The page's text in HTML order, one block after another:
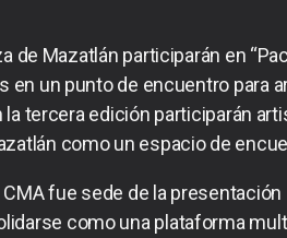
de Mazatlán participarán en
un punto de encuentro para
tercera edición participarán
como un espacio de
fue sede de la
como una plataforma